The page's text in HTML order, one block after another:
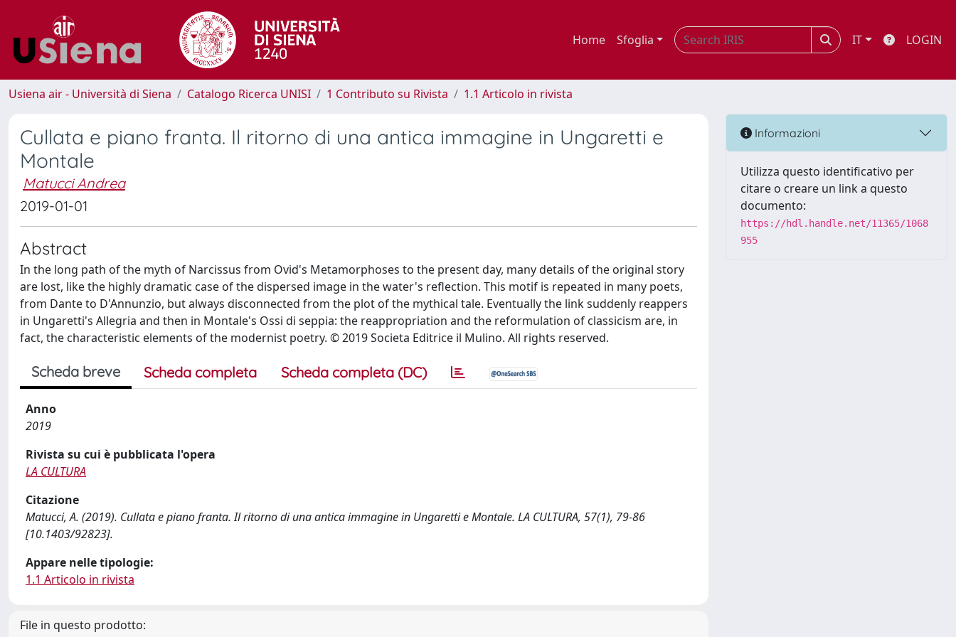
Home Sfoglia IT LOGIN
Usiena air - Università di Siena Catalogo Ricerca UNISI 1 Contributo su Rivista 1.1 Articolo in rivista
Cullata e piano franta. Il ritorno di una antica immagine in Ungaretti e
Montale
Matucci Andrea
2019-01-01
Abstract
In the long path of the myth of Narcissus from Ovid's Metamorphoses to the present day, many details of the original story
are lost, like the highly dramatic case of the dispersed image in the water's reflection. This motif is repeated in many poets,
from Dante to D'Annunzio, but always disconnected from the plot of the mythical tale. Eventually the link suddenly reappers
in Ungaretti's Allegria and then in Montale's Ossi di seppia: the reappropriation and the reformulation of classicism are, in
fact, the characteristic elements of the modernist poetry. © 2019 Societa Editrice il Mulino. All rights reserved.
Scheda breve Scheda completa Scheda completa (DC)
Anno
2019
Rivista su cui è pubblicata l'opera
LA CULTURA
Citazione
Matucci, A. (2019). Cullata e piano franta. Il ritorno di una antica immagine in Ungaretti e Montale. LA CULTURA, 57(1), 79-86
[10.1403/92823].
Appare nelle tipologie:
1.1 Articolo in rivista
File in questo prodotto:
Informazioni
Utilizza questo identificativo per
citare o creare un link a questo
documento:
https://hdl.handle.net/11365/1068
955